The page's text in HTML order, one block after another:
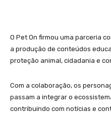
O Pet On firmou uma parceria
a produção de conteúdos
proteção animal, cidadania e
Com a colaboração, os
passam a integrar o
contribuindo com notícias e